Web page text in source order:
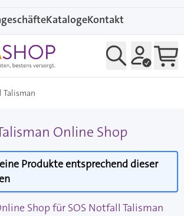
KatalogeKontakt
Talisman
Online Shop
Produkte entsprechend dieser
Shop für SOS Notfall Talisman